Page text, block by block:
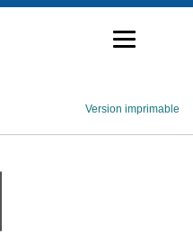
Version imprimable